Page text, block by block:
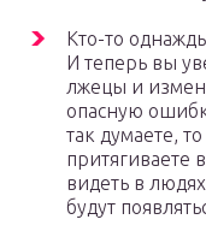
Кто-то
И теперь вы
лжецы и
опасную
так думаете,
притягиваете
видеть в
будут